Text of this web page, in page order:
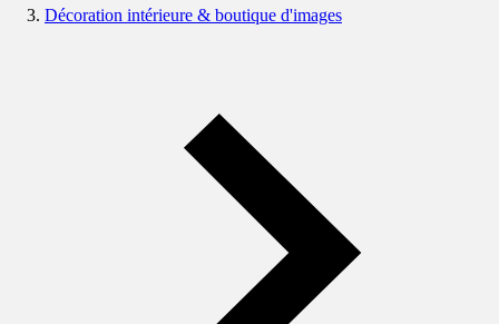
Décoration intérieure & boutique d'images